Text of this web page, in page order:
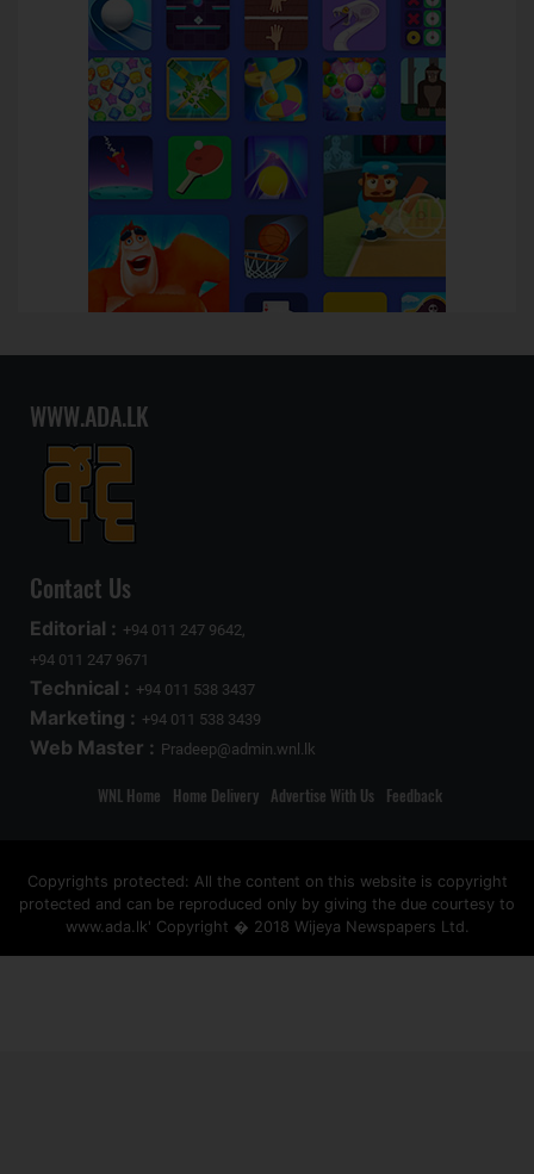
WWW.ADA.LK
Contact Us
Editorial : +94 011 247 9642,
+94 011 247 9671
Technical : +94 011 538 3437
Marketing : +94 011 538 3439
Web Master : Pradeep@admin.wnl.lk
WNL Home Home Delivery Advertise With Us Feedback
Copyrights protected: All the content on this website is copyright
protected and can be reproduced only by giving the due courtesy to
www.ada.lk' Copyright � 2018 Wijeya Newspapers Ltd.